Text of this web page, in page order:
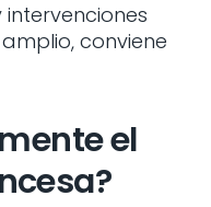
intervenciones
conviene
el